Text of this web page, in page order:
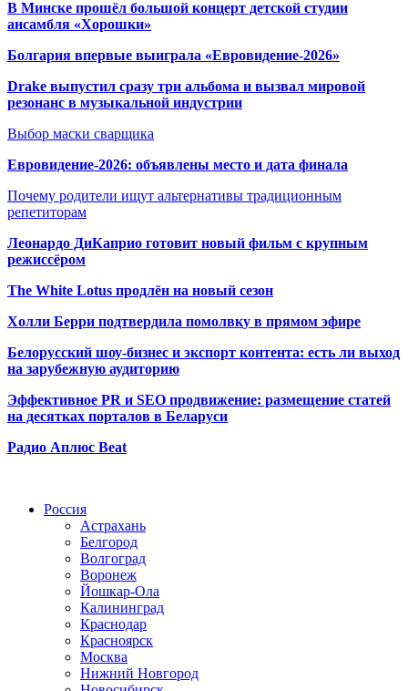
В Минске прошёл большой концерт детской студии
ансамбля «Хорошки»
Болгария впервые выиграла «Евровидение-2026»
Drake выпустил сразу три альбома и вызвал мировой
резонанс в музыкальной индустрии
Выбор маски сварщика
Евровидение-2026: объявлены место и дата финала
Почему родители ищут альтернативы традиционным
репетиторам
Леонардо ДиКаприо готовит новый фильм с крупным
режиссёром
The White Lotus продлён на новый сезон
Холли Берри подтвердила помолвку в прямом эфире
Белорусский шоу-бизнес и экспорт контента: есть ли выход
на зарубежную аудиторию
Эффективное PR и SEO продвижение: размещение статей
на десятках порталов в Беларуси
Радио Аплюс Beat
Россия
Астрахань
Белгород
Волгоград
Воронеж
Йошкар-Ола
Калининград
Краснодар
Красноярск
Москва
Нижний Новгород